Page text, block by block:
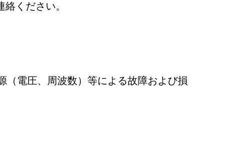
ください。
電圧、周波数）等による故障および損